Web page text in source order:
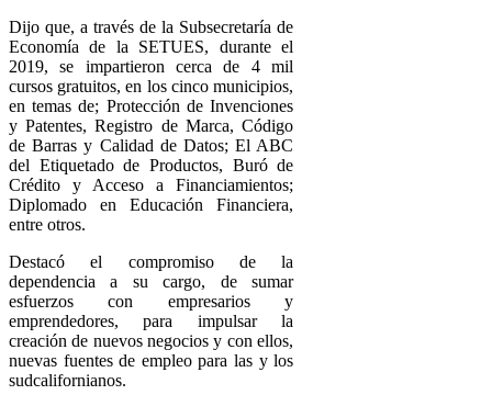
Dijo que, a través de la Subsecretaría de
Economía de la SETUES, durante el
2019, se impartieron cerca de 4 mil
cursos gratuitos, en los cinco municipios,
en temas de; Protección de Invenciones
y Patentes, Registro de Marca, Código
de Barras y Calidad de Datos; El ABC
del Etiquetado de Productos, Buró de
Crédito y Acceso a Financiamientos;
Diplomado en Educación Financiera,
entre otros.
Destacó el compromiso de la
dependencia a su cargo, de sumar
esfuerzos con empresarios y
emprendedores, para impulsar la
creación de nuevos negocios y con ellos,
nuevas fuentes de empleo para las y los
sudcalifornianos.